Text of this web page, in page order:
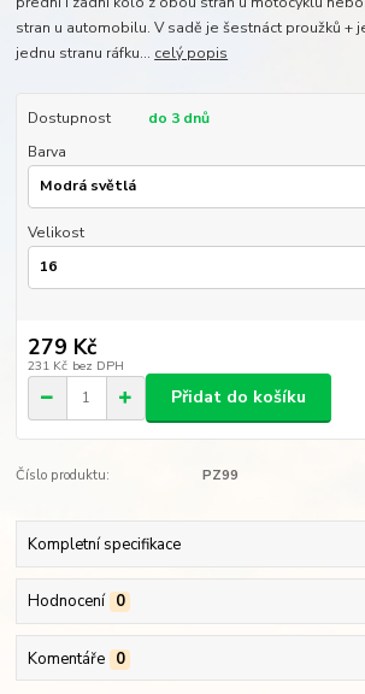
stran u automobilu. V sadě je šestnáct proužků +
jednu stranu ráfku... celý popis
Dostupnost
do 3 dnů
Barva
Velikost
279 Kč
231 Kč bez DPH
Přidat do košíku
Číslo produktu: PZ99
Kompletní specifikace
Hodnocení 0
Komentáře 0